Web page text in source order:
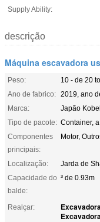
Supply Ability:
descrição
Máquina escavadora
Peso:
10 - de 20
Ano de fabrico: 2019, ano
Marca:
Japão
Tipo de pacote: Container,
Componentes
principais:
Motor,
Localização:
Jarda de
Capacidade do
balde:
³ de 0.93m
Realçar: